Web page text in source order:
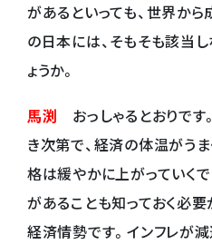
があるといっても、世界か
の日本には、そもそも該当
ょうか。
馬渕 おっしゃるとおりで
き次第で、経済の体温がう
格は緩やかに上がっていくで
があることも知っておく必
経済情勢です。インフレが減